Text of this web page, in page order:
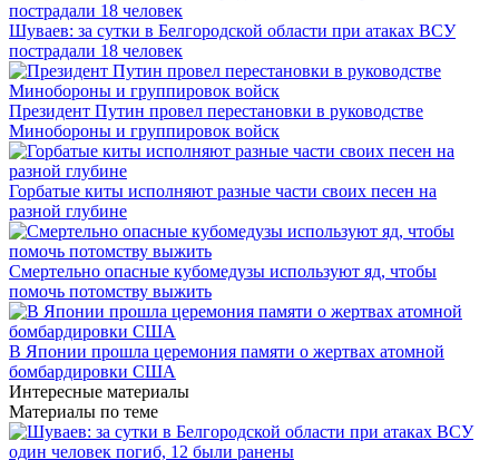
Шуваев: за сутки в Белгородской области при атаках ВСУ
пострадали 18 человек
Президент Путин провел перестановки в руководстве
Минобороны и группировок войск
Горбатые киты исполняют разные части своих песен на
разной глубине
Смертельно опасные кубомедузы используют яд, чтобы
помочь потомству выжить
В Японии прошла церемония памяти о жертвах атомной
бомбардировки США
Интересные материалы
Материалы по теме